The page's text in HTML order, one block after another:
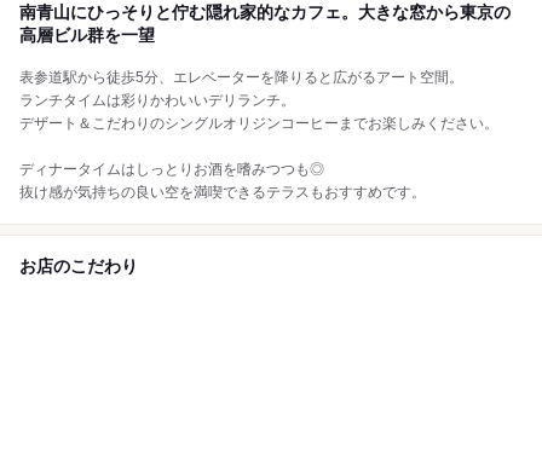
南青山にひっそりと佇む隠れ家的なカフェ。大きな窓から東京の
高層ビル群を一望
表参道駅から徒歩5分、エレベーターを降りると広がるアート空間。
ランチタイムは彩りかわいいデリランチ。
デザート＆こだわりのシングルオリジンコーヒーまでお楽しみください。
ディナータイムはしっとりお酒を嗜みつつも◎
抜け感が気持ちの良い空を満喫できるテラスもおすすめです。
お店のこだわり